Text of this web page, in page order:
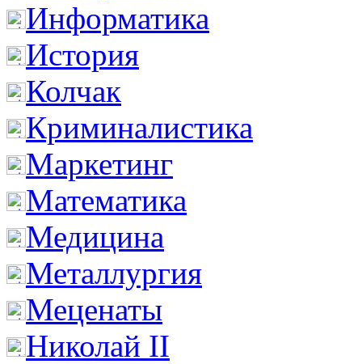
Информатика
История
Колчак
Криминалистика
Маркетинг
Математика
Медицина
Металлургия
Меценаты
Николай II